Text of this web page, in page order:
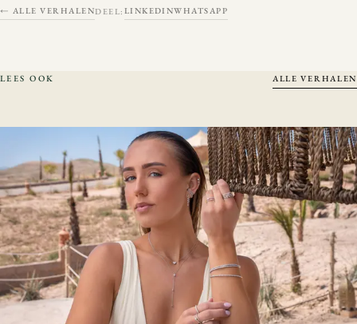
← ALLE VERHALENDEEL: LINKEDINWHATSAPP
LEES OOK ALLE VERHALEN